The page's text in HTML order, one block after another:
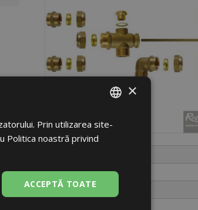
7710
buc.
ROMANIAN
ENGLISH
×
Prin utilizarea site-
Politica noastră privind
ACCEPTĂ TOATE